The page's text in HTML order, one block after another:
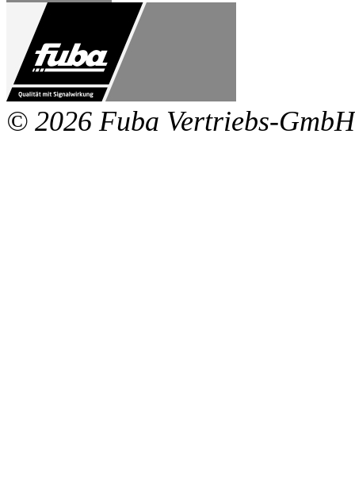
© 2026 Fuba Vertriebs-GmbH